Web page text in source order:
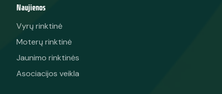
Naujienos
Vyrų rinktinė
Moterų rinktinė
Jaunimo rinktinės
Asociacijos veikla